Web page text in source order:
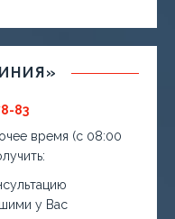
83
время (с 08:00
у Вас